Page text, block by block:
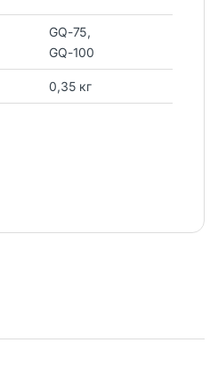
GQ-75,
GQ-100
0,35 кг